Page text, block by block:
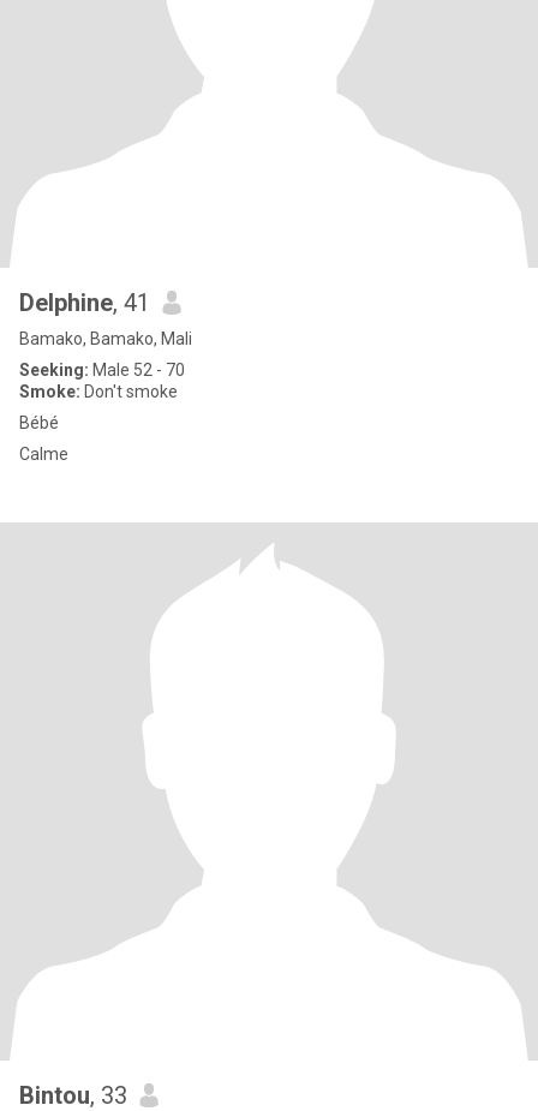
Delphine, 41
Bamako, Bamako, Mali
Seeking: Male 52 - 70
Smoke: Don't smoke
Bébé
Calme
Bintou, 33